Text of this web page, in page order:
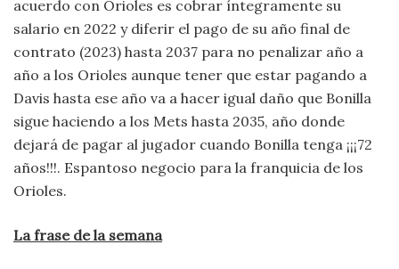
acuerdo con Orioles es cobrar íntegramente su
salario en 2022 y diferir el pago de su año final de
contrato (2023) hasta 2037 para no penalizar año a
año a los Orioles aunque tener que estar pagando a
Davis hasta ese año va a hacer igual daño que Bonilla
sigue haciendo a los Mets hasta 2035, año donde
dejará de pagar al jugador cuando Bonilla tenga ¡¡¡72
años!!!. Espantoso negocio para la franquicia de los
Orioles.
La frase de la semana